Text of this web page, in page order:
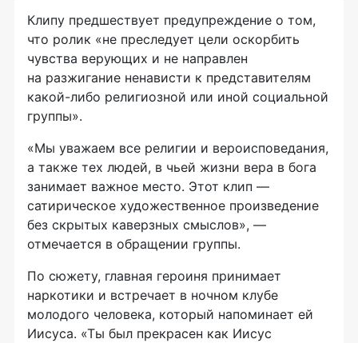
Клипу предшествует предупреждение о том,
что ролик «не преследует цели оскорбить
чувства верующих и не направлен
на разжигание ненависти к представителям
какой-либо религиозной или иной социальной
группы».
«Мы уважаем все религии и вероисповедания,
а также тех людей, в чьей жизни вера в бога
занимает важное место. Этот клип —
сатирическое художественное произведение
без скрытых каверзных смыслов», —
отмечается в обращении группы.
По сюжету, главная героиня принимает
наркотики и встречает в ночном клубе
молодого человека, который напоминает ей
Иисуса. «Ты был прекрасен как Иисус